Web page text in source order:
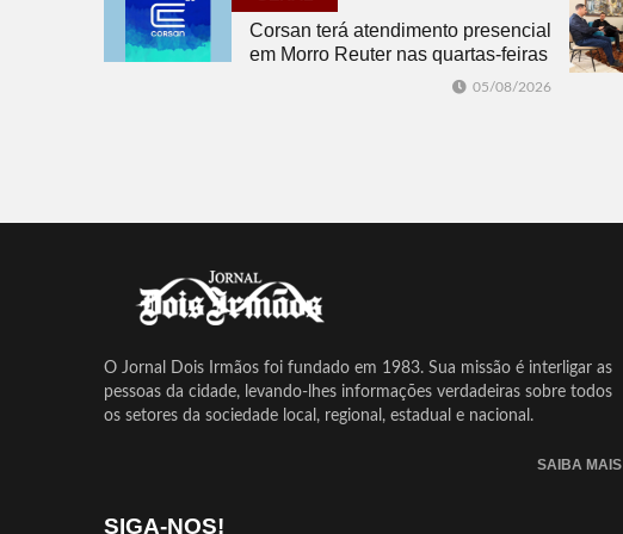
Corsan terá atendimento presencial
em Morro Reuter nas quartas-feiras
05/08/2026
O Jornal Dois Irmãos foi fundado em 1983. Sua missão é interligar as
pessoas da cidade, levando-lhes informações verdadeiras sobre todos
os setores da sociedade local, regional, estadual e nacional.
SAIBA MAIS
SIGA-NOS!